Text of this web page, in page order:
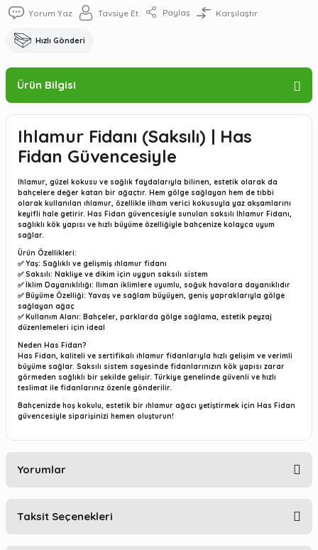
Yorum Yaz Tavsiye Et Paylaş Karşılaştır
Hızlı Gönderi
Ürün Bilgisi
Ihlamur Fidanı (Saksılı) | Has
Fidan Güvencesiyle
Ihlamur, güzel kokusu ve sağlık faydalarıyla bilinen, estetik olarak da
bahçelere değer katan bir ağaçtır. Hem gölge sağlayan hem de tıbbi
olarak kullanılan ıhlamur, özellikle ilham verici kokusuyla yaz akşamlarını
keyifli hale getirir. Has Fidan güvencesiyle sunulan saksılı Ihlamur Fidanı,
sağlıklı kök yapısı ve hızlı büyüme özelliğiyle bahçenize kolayca uyum
sağlar.
Ürün Özellikleri:
✅ Yaş: Sağlıklı ve gelişmiş ıhlamur fidanı
✅ Saksılı: Nakliye ve dikim için uygun saksılı sistem
✅ İklim Dayanıklılığı: Ilıman iklimlere uyumlu, soğuk havalara dayanıklıdır
✅ Büyüme Özelliği: Yavaş ve sağlam büyüyen, geniş yapraklarıyla gölge
sağlayan ağaç
✅ Kullanım Alanı: Bahçeler, parklarda gölge sağlama, estetik peyzaj
düzenlemeleri için ideal
Neden Has Fidan?
Has Fidan, kaliteli ve sertifikalı ıhlamur fidanlarıyla hızlı gelişim ve verimli
büyüme sağlar. Saksılı sistem sayesinde fidanlarınızın kök yapısı zarar
görmeden sağlıklı bir şekilde gelişir. Türkiye genelinde güvenli ve hızlı
teslimat ile fidanlarınız özenle gönderilir.
Bahçenizde hoş kokulu, estetik bir ıhlamur ağacı yetiştirmek için Has Fidan
güvencesiyle siparişinizi hemen oluşturun!
Yorumlar
Taksit Seçenekleri